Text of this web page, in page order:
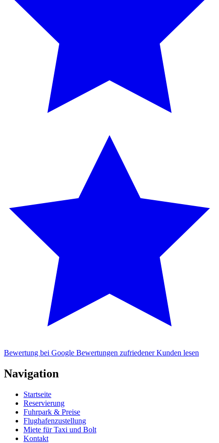
Bewertung bei Google Bewertungen zufriedener Kunden lesen
Navigation
Startseite
Reservierung
Fuhrpark & Preise
Flughafenzustellung
Miete für Taxi und Bolt
Kontakt